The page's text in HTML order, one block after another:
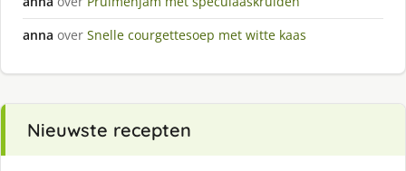
anna over Snelle courgettesoep met witte kaas
Nieuwste recepten